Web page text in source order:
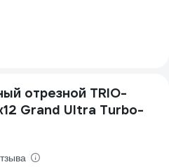
отрезной TRIO-
Grand Ultra Turbo-